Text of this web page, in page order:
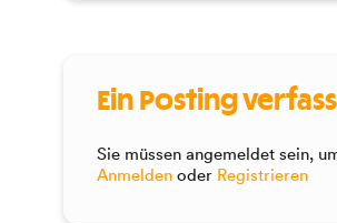
Ein Posting
Sie müssen angemeldet sein,
Anmelden oder Registrieren